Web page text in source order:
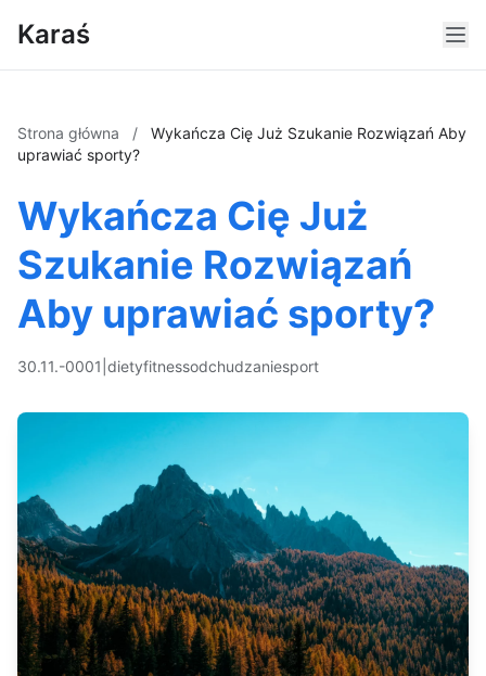
Karaś
Strona główna /
Wykańcza Cię Już Szukanie Rozwiązań Aby
uprawiać sporty?
Wykańcza Cię Już
Szukanie Rozwiązań
Aby uprawiać sporty?
30.11.-0001 dietyfitnessodchudzaniesport